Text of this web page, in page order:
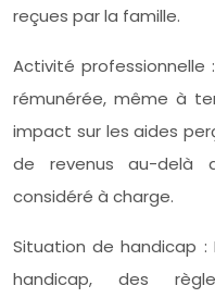
reçues par la famille.
Activité professionnelle
rémunérée, même à
impact sur les aides
de revenus au-delà
considéré à charge.
Situation de handicap
handicap, des